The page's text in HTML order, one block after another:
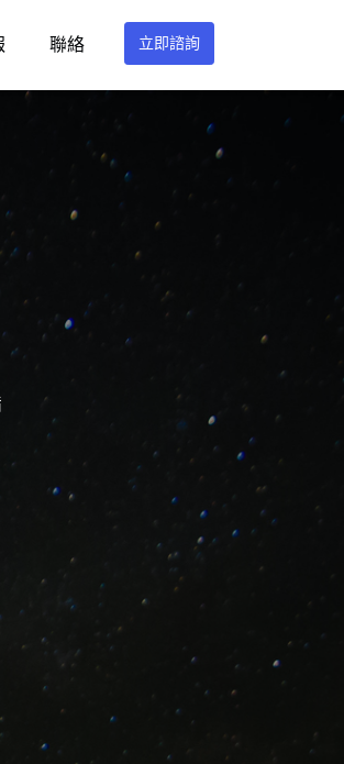
聯絡 立即諮詢